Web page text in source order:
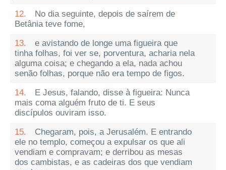
12.
No dia seguinte, depois de saírem de
Betânia teve fome,
13.
e avistando de longe uma figueira que
tinha folhas, foi ver se, porventura, acharia nela
alguma coisa; e chegando a ela, nada achou
senão folhas, porque não era tempo de figos.
14.
E Jesus, falando, disse à figueira: Nunca
mais coma alguém fruto de ti. E seus
discípulos ouviram isso.
15.
Chegaram, pois, a Jerusalém. E entrando
ele no templo, começou a expulsar os que ali
vendiam e compravam; e derribou as mesas
dos cambistas, e as cadeiras dos que vendiam